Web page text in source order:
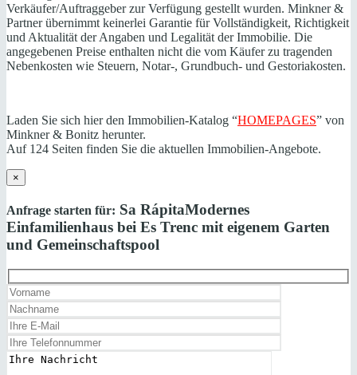
Verkäufer/Auftraggeber zur Verfügung gestellt wurden. Minkner &
Partner übernimmt keinerlei Garantie für Vollständigkeit, Richtigkeit
und Aktualität der Angaben und Legalität der Immobilie. Die
angegebenen Preise enthalten nicht die vom Käufer zu tragenden
Nebenkosten wie Steuern, Notar-, Grundbuch- und Gestoriakosten.
Laden Sie sich hier den Immobilien-Katalog “HOMEPAGES” von
Minkner & Bonitz herunter.
Auf 124 Seiten finden Sie die aktuellen Immobilien-Angebote.
×
Anfrage starten für: Sa RápitaModernes
Einfamilienhaus bei Es Trenc mit eigenem Garten
und Gemeinschaftspool